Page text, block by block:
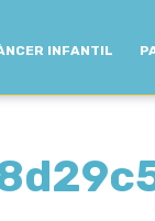
INFANTIL